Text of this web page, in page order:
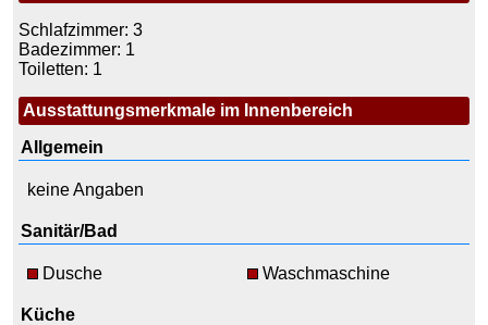
Schlafzimmer: 3
Badezimmer: 1
Toiletten: 1
Ausstattungsmerkmale im Innenbereich
Allgemein
keine Angaben
Sanitär/Bad
Dusche Waschmaschine
Küche